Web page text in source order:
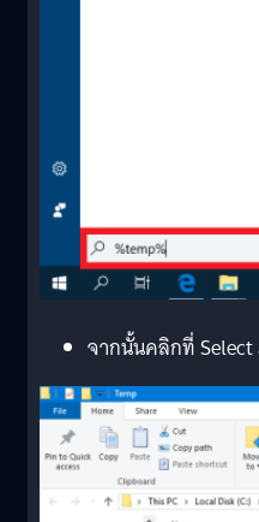
จากนั้นคลิกที่